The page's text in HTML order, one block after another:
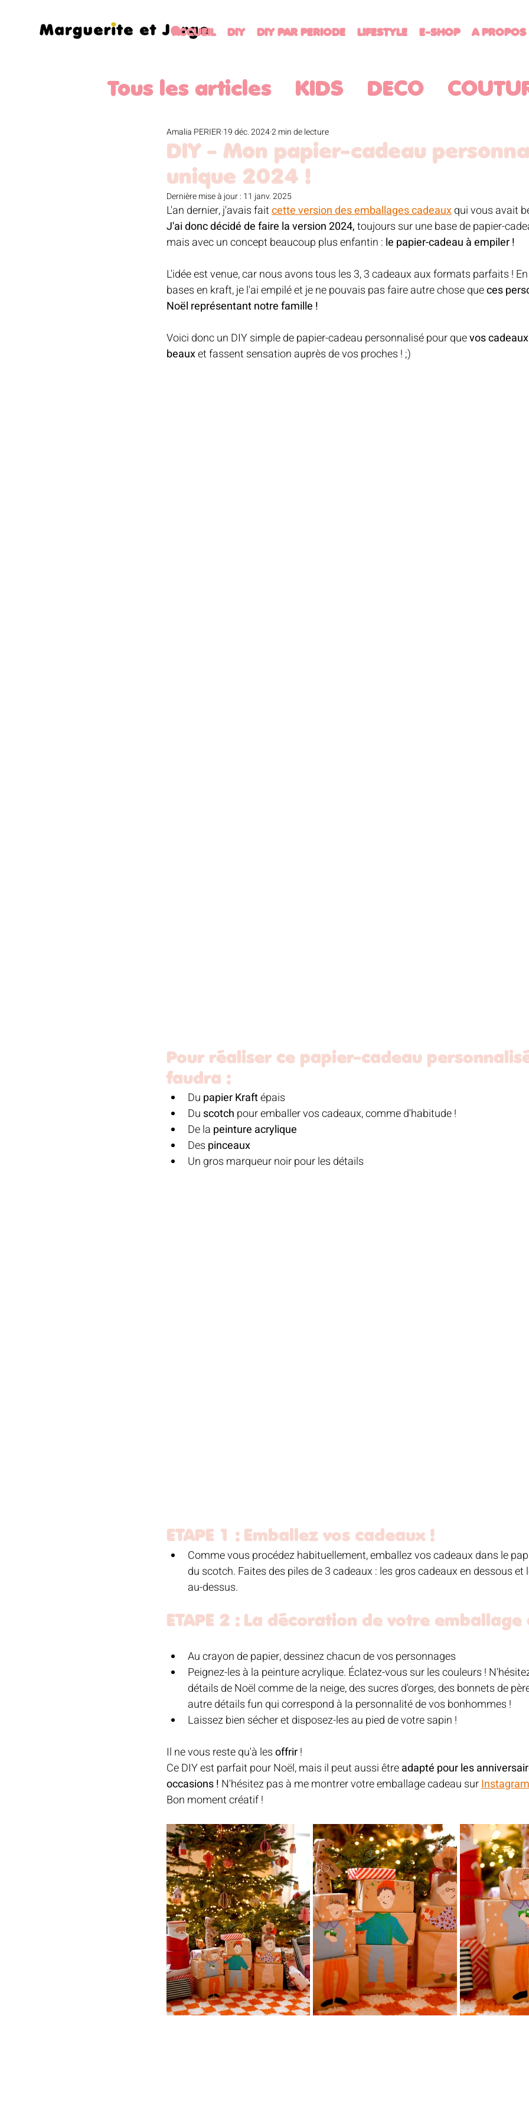
ACCUEIL DIY DIY PAR PERIODE LIFESTYLE E-SHOP A PROPOS
Tous les articles KIDS DECO
PATRONS GRATUITS RECETTES
PAQUES JARDINAGE
VOYAGE LITTERATURE JEUNESSE
EPIPHANIE MINIATURE
DIY - Mon papier-cadeau
unique 2024 !
Amalia PERIER 19 déc. 20242 min de lecture
Dernière mise à jour : 11 janv. 2025
L'an dernier, j'avais fait cette version des emballages cadeaux qui vous avait
J'ai donc décidé de faire la version 2024, toujours sur une base de papier-
mais avec un concept beaucoup plus enfantin : le papier-cadeau à empiler !
L'idée est venue, car nous avons tous les 3, 3 cadeaux aux formats parfaits !
bases en kraft, je l'ai empilé et je ne pouvais pas faire autre chose que ces
Noël représentant notre famille !
Voici donc un DIY simple de papier-cadeau personnalisé pour que vos
beaux et fassent sensation auprès de vos proches ! ;)
Pour réaliser ce papier-cadeau
faudra :
Du papier Kraft épais
Du scotch pour emballer vos cadeaux, comme d'habitude !
De la peinture acrylique
Des pinceaux
Un gros marqueur noir pour les détails
ETAPE 1 : Emballez vos cadeaux !
Comme vous procédez habituellement, emballez vos cadeaux dans le
du scotch. Faites des piles de 3 cadeaux : les gros cadeaux en dessous et
au-dessus.
ETAPE 2 : La décoration de votre emballage
Au crayon de papier, dessinez chacun de vos personnages
Peignez-les à la peinture acrylique. Éclatez-vous sur les couleurs !
détails de Noël comme de la neige, des sucres d'orges, des bonnets de
autre détails fun qui correspond à la personnalité de vos bonhommes !
Laissez bien sécher et disposez-les au pied de votre sapin !
Il ne vous reste qu'à les offrir !
Ce DIY est parfait pour Noël, mais il peut aussi être adapté pour les
occasions ! N'hésitez pas à me montrer votre emballage cadeau sur Instagram
Bon moment créatif !